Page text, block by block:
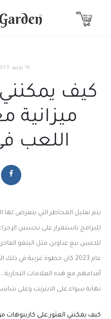
16 يونيو، 2023
كيف
ميزانية
اللعب
يتم تقليل المخاطر التي يتعرض لها
للبرامج باستمرار على تحسين
عام 2023 كان خطوة غريبة في
أقدامهم مع هذه العلامات التجارية
نهاية سواء على الانترنت وعلى شاشة
كيف يمكنني العثور على كازينوهات